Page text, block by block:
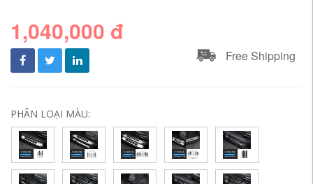
1,040,000 đ
Free Shipping
PHÂN LOẠI MÀU: